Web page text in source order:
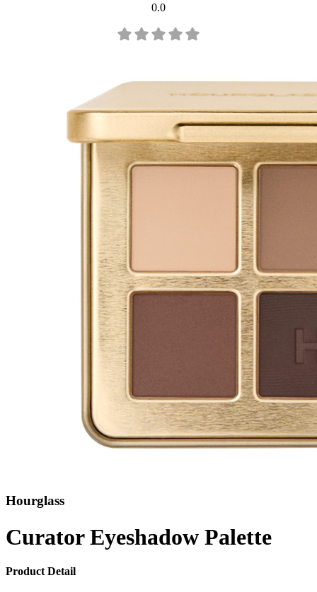
0.0
Hourglass
Curator Eyeshadow Palette
Product Detail